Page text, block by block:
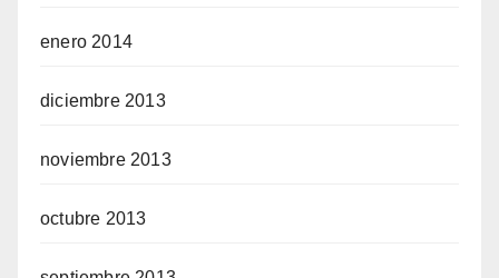
enero 2014
diciembre 2013
noviembre 2013
octubre 2013